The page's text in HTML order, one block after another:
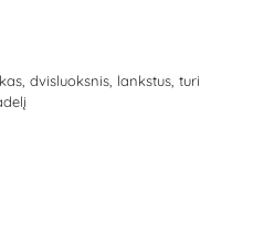
dvisluoksnis, lankstus, turi